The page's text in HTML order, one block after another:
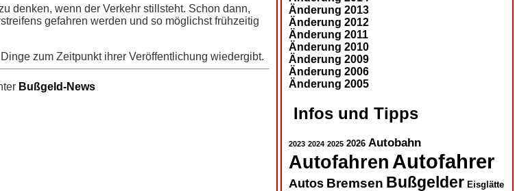
denken, wenn der Verkehr stillsteht. Schon dann,
gefahren werden und so möglichst frühzeitig
zum Zeitpunkt ihrer Veröffentlichung wiedergibt.
Bußgeld-News
Änderung 2013
Änderung 2012
Änderung 2011
Änderung 2010
Änderung 2009
Änderung 2006
Änderung 2005
Infos und Tipps
2023 2024 2025 2026 Autobahn
Autofahren Autofahrer
Autos Bremsen Bußgelder Eisglätte